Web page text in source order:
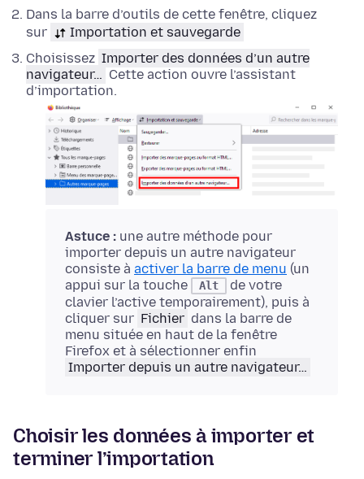
Dans la barre d’outils de cette fenêtre, cliquez
sur
Importation et sauvegarde
Choisissez Importer des données d’un autre
navigateur… Cette action ouvre l’assistant
d’importation.
Astuce : une autre méthode pour
importer depuis un autre navigateur
consiste à activer la barre de menu (un
appui sur la touche
Alt
de votre
clavier l’active temporairement), puis à
cliquer sur Fichier dans la barre de
menu située en haut de la fenêtre
Firefox et à sélectionner enfin
Importer depuis un autre navigateur…
Choisir les données à importer et
terminer l’importation